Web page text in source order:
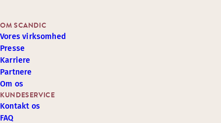
KUNDESERVICE
Kontakt os
FAQ
OM SCANDIC
Vores virksomhed
Presse
Karriere
Partnere
Om os